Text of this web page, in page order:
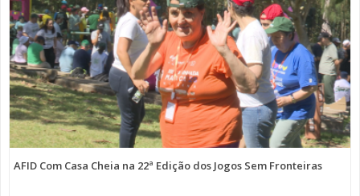
AFID Com Casa Cheia na 22ª Edição dos Jogos Sem Fronteiras